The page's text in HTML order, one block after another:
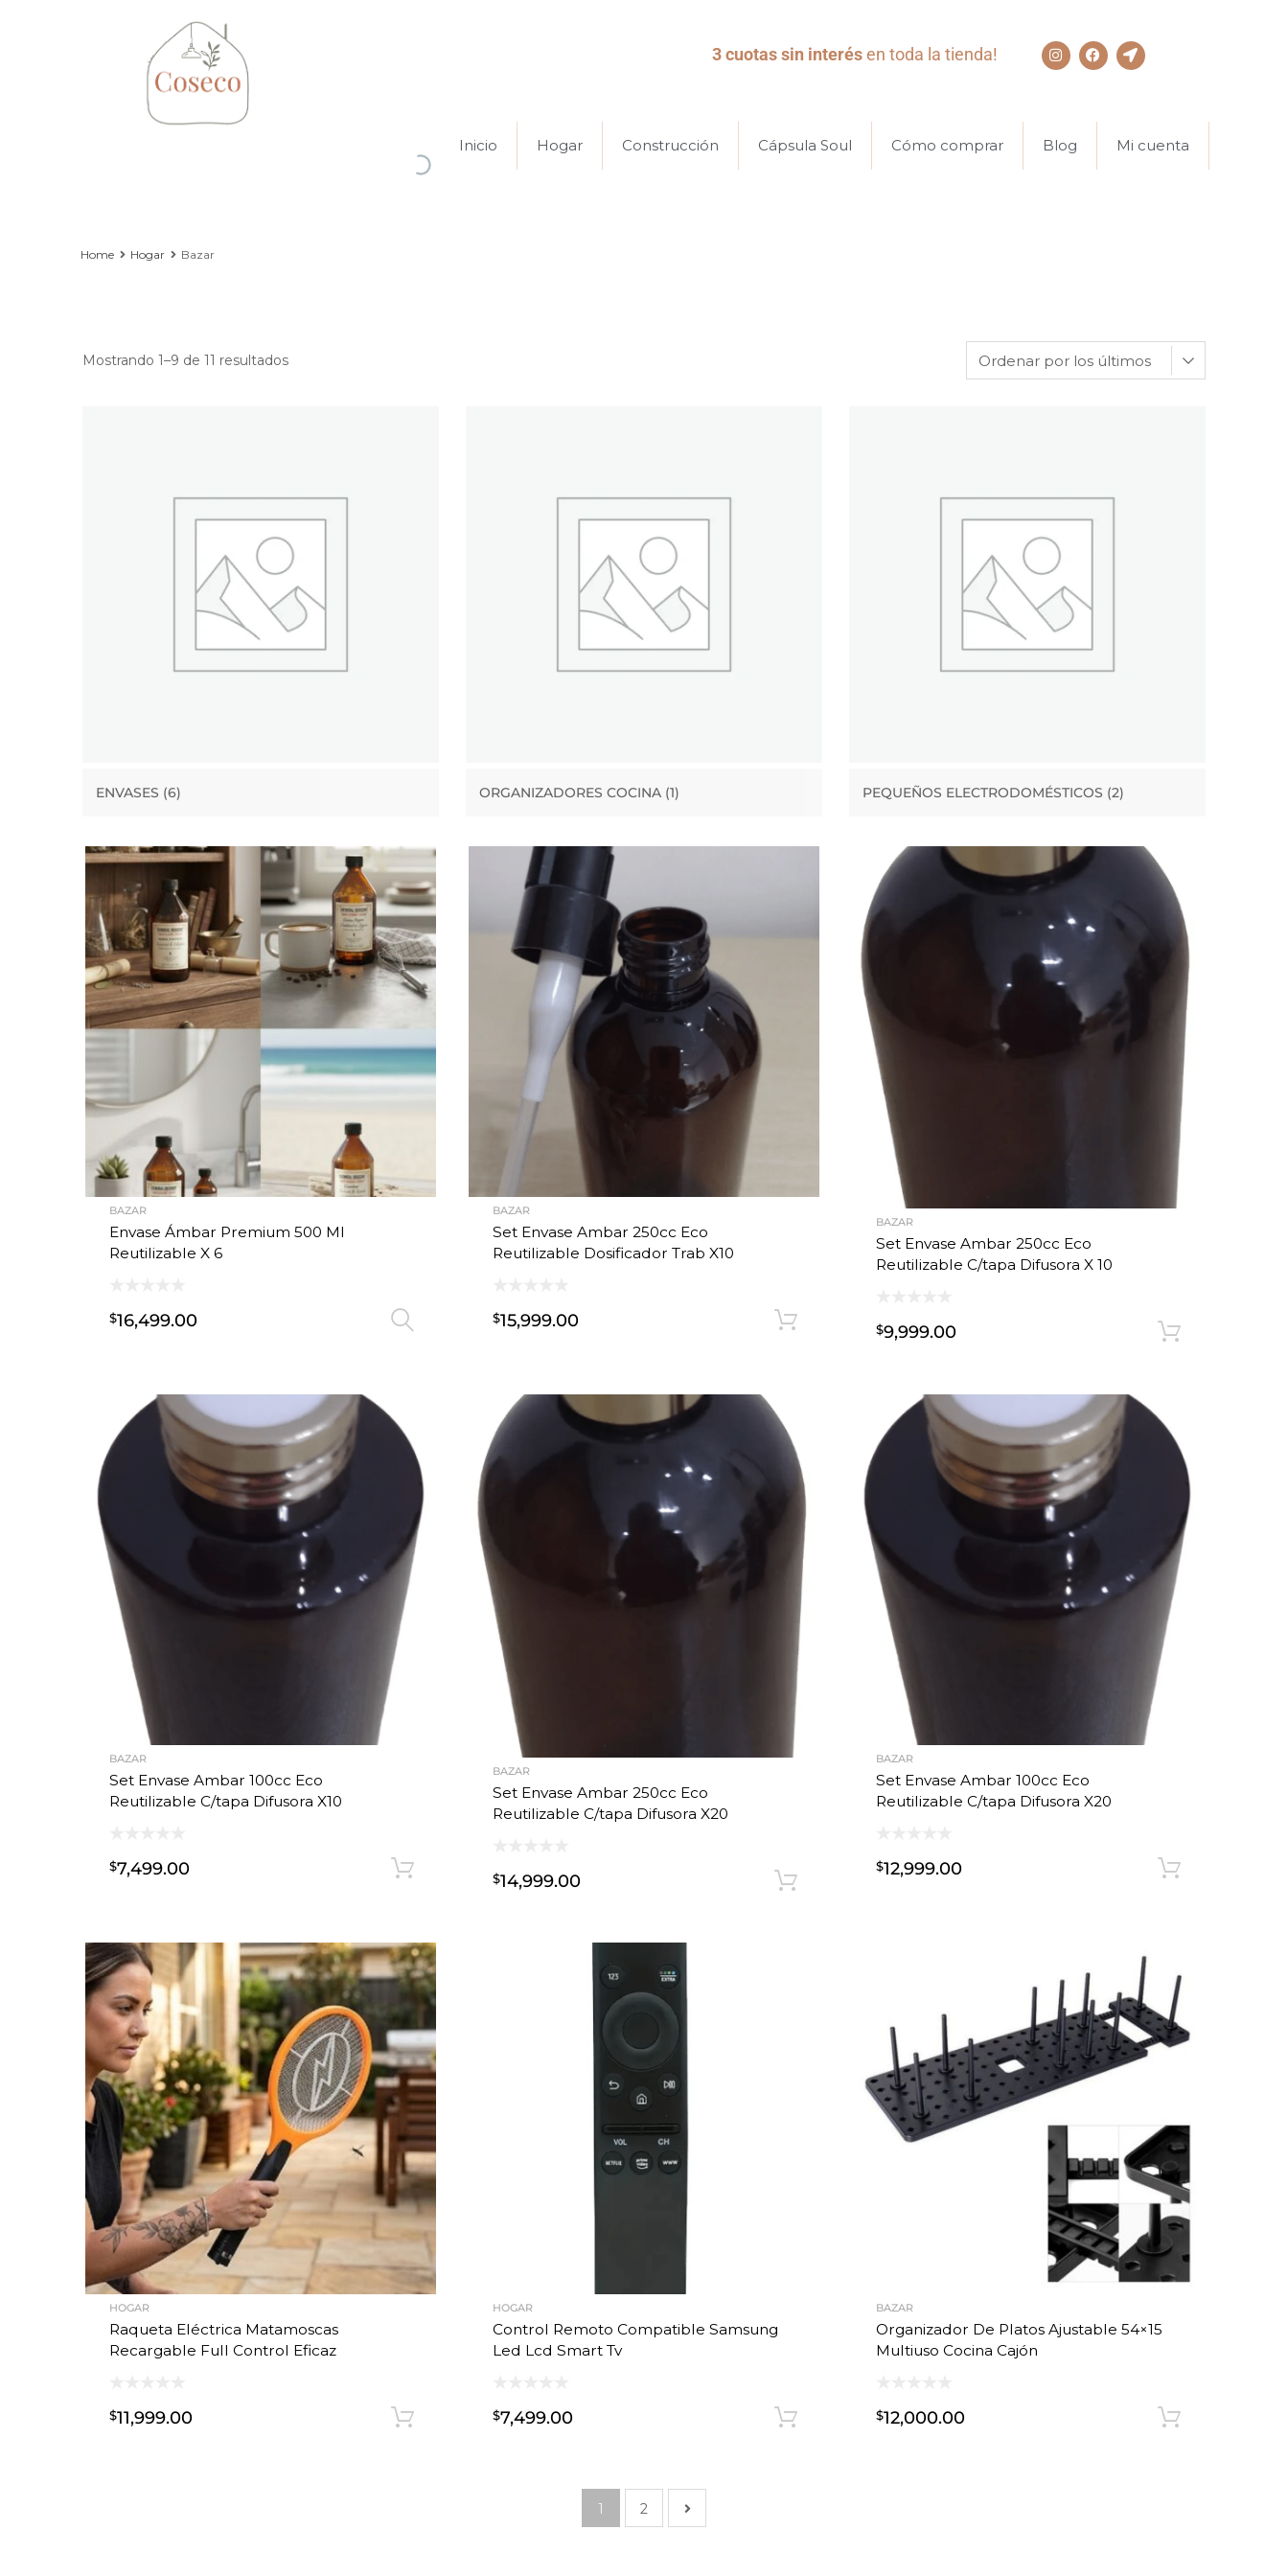
3 cuotas sin interésen toda la tienda!
Inicio Hogar Construcción Cápsula Soul Cómo comprar Blog Mi cuenta
Home Hogar Bazar
Mostrando 1–9 de 11 resultados
ENVASES (6) ORGANIZADORES COCINA (1) PEQUEÑOS ELECTRODOMÉSTICOS (2)
BAZAR
Envase Ámbar Premium 500 Ml
Reutilizable X 6
$16,499.00 Seleccionar opciones
BAZAR
Set Envase Ambar 250cc Eco
Reutilizable Dosificador Trab X10
$15,999.00 Añadir al carrito
BAZAR
Set Envase Ambar 250cc Eco
Reutilizable C/tapa Difusora X 10
$9,999.00
BAZAR
Set Envase Ambar 100cc Eco
Reutilizable C/tapa Difusora X10
$7,499.00 Añadir al carrito
BAZAR
Set Envase Ambar 250cc Eco
Reutilizable C/tapa Difusora X20
$14,999.00 Añadir al carrito
BAZAR
Set Envase Ambar 100cc Eco
Reutilizable C/tapa Difusora X20
$12,999.00
HOGAR
Raqueta Eléctrica Matamoscas
Recargable Full Control Eficaz
$11,999.00 Añadir al carrito
HOGAR
Control Remoto Compatible Samsung
Led Lcd Smart Tv
$7,499.00 Añadir al carrito
BAZAR
Organizador De Platos Ajustable 54×15
Multiuso Cocina Cajón
$12,000.00
1 2